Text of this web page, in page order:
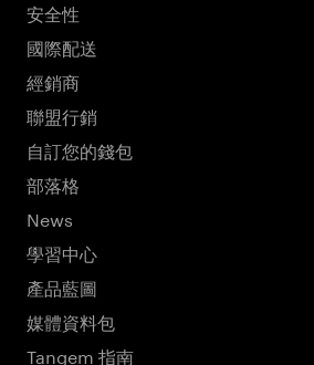
安全性
國際配送
經銷商
聯盟行銷
自訂您的錢包
部落格
News
學習中心
產品藍圖
媒體資料包
Tangem 指南